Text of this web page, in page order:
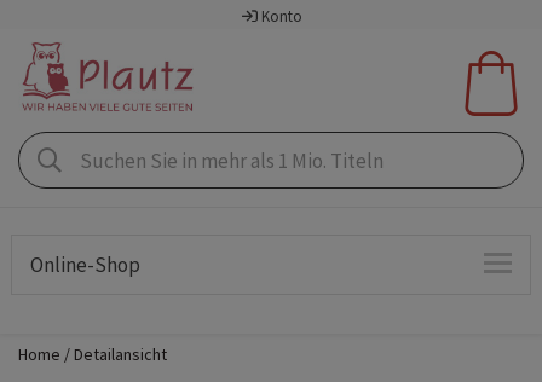
Konto
Online-Shop
Home Detailansicht